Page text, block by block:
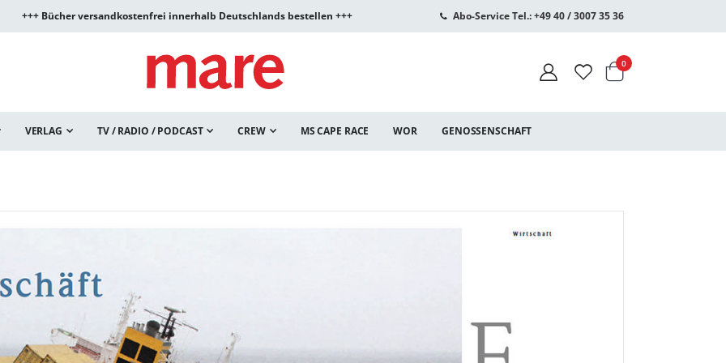
+++ Bücher versandkostenfrei innerhalb Deutschlands bestellen +++ Abo-Service Tel.: +49 40 / 3007 35 36
Warenkorb
0Artikel
VERLAG TV / RADIO / PODCAST CREW MS CAPE RACE WOR GENOSSENSCHAFT